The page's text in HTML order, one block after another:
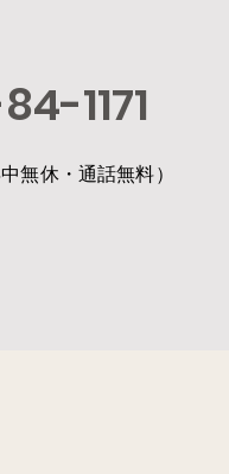
1171
無休・通話無料）